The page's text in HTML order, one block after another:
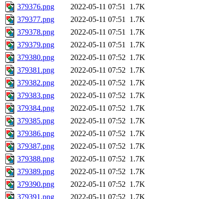
379376.png
2022-05-11 07:51 1.7K
379377.png
2022-05-11 07:51 1.7K
379378.png
2022-05-11 07:51 1.7K
379379.png
2022-05-11 07:51 1.7K
379380.png
2022-05-11 07:52 1.7K
379381.png
2022-05-11 07:52 1.7K
379382.png
2022-05-11 07:52 1.7K
379383.png
2022-05-11 07:52 1.7K
379384.png
2022-05-11 07:52 1.7K
379385.png
2022-05-11 07:52 1.7K
379386.png
2022-05-11 07:52 1.7K
379387.png
2022-05-11 07:52 1.7K
379388.png
2022-05-11 07:52 1.7K
379389.png
2022-05-11 07:52 1.7K
379390.png
2022-05-11 07:52 1.7K
379391.png
2022-05-11 07:52 1.7K